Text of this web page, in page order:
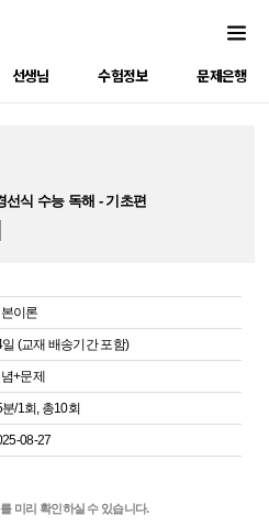
선생님 수험정보 문제은행
선식 수능 독해 - 기초편
이론
(교재 배송기간 포함)
+문제
/1회, 총10회
08-27
미리 확인하실 수 있습니다.